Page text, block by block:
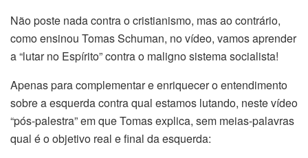
Não poste nada contra o cristianismo, mas ao contrário,
como ensinou Tomas Schuman, no vídeo, vamos aprender
a “lutar no Espírito” contra o maligno sistema socialista!
Apenas para complementar e enriquecer o entendimento
sobre a esquerda contra qual estamos lutando, neste vídeo
“pós-palestra” em que Tomas explica, sem meias-palavras
qual é o objetivo real e final da esquerda: